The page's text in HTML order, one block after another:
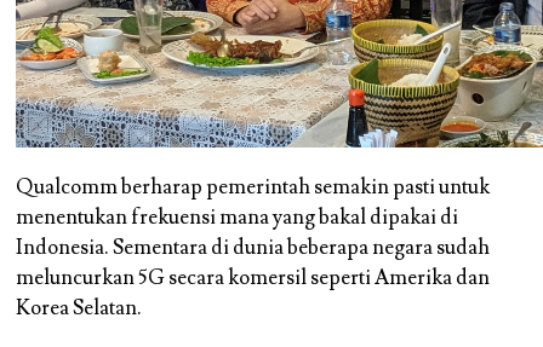
Qualcomm berharap pemerintah semakin pasti untuk
menentukan frekuensi mana yang bakal dipakai di
Indonesia. Sementara di dunia beberapa negara sudah
meluncurkan 5G secara komersil seperti Amerika dan
Korea Selatan.